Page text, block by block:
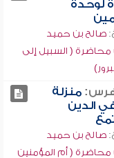
لوحدة
صالح بن حميد
( السبيل إلى
منزلة
في الدين
صالح بن حميد
( أم المؤمنين